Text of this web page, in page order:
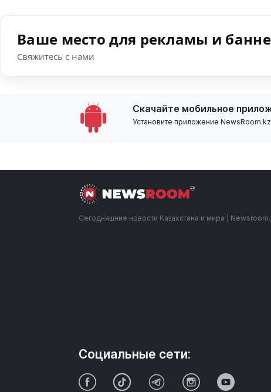
Ваше место для рекламы и
Свяжитесь с нами
Скачайте мобильное
Установите приложение
Сегодняшние новости Казахстана и мира |
Социальные сети: